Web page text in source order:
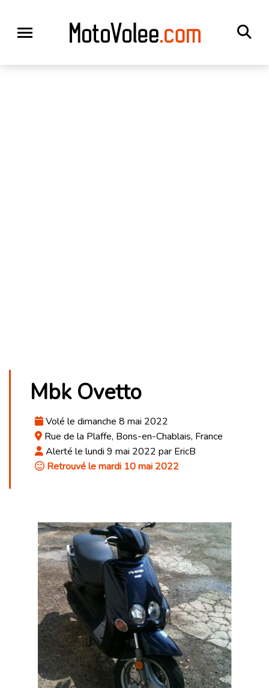
Mbk Ovetto
Volé le dimanche 8 mai 2022
Rue de la Plaffe, Bons-en-Chablais, France
Alerté le lundi 9 mai 2022 par EricB
Retrouvé le mardi 10 mai 2022